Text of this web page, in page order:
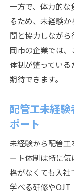
一方で、体力的
るため、未経験
間と協力しなが
岡市の企業では
体制が整ってい
期待できます。
配管工未経
ポート
未経験から配管
ート体制は特に
格がなくても入
学べる研修やOJT